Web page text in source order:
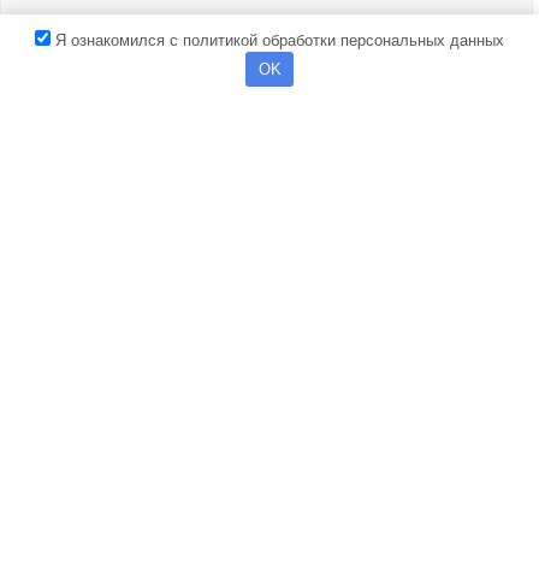
от3000руб
Я ознакомился с политикой обработки персональных данных
OK